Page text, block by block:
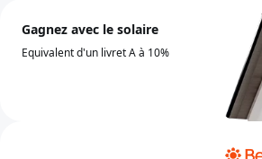
Gagnez avec le solaire
Equivalent d'un livret A à 10%